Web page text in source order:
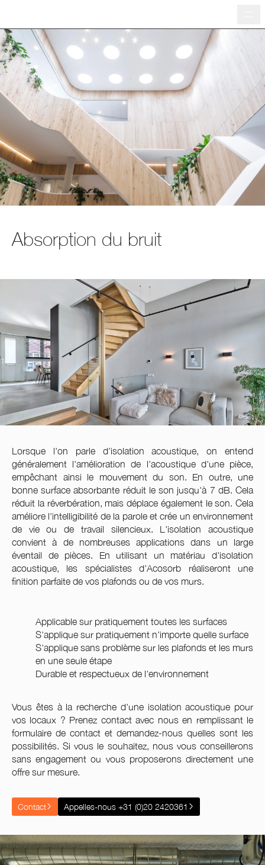
Absorption du bruit
Lorsque l'on parle d'isolation acoustique, on entend
généralement l'amélioration de l'acoustique d'une pièce,
empêchant ainsi le mouvement du son. En outre, une
bonne surface absorbante réduit le son jusqu'à 7 dB. Cela
réduit la réverbération, mais déplace également le son. Cela
améliore l'intelligibilité de la parole et crée un environnement
de vie ou de travail silencieux. L'isolation acoustique
convient à de nombreuses applications dans un large
éventail de pièces. En utilisant un matériau d'isolation
acoustique, les spécialistes d'Acosorb réaliseront une
finition parfaite de vos plafonds ou de vos murs.
Applicable sur pratiquement toutes les surfaces
S'applique sur pratiquement n'importe quelle surface
S'applique sans problème sur les plafonds et les murs
en une seule étape
Durable et respectueux de l'environnement
Vous êtes à la recherche d'une isolation acoustique pour
vos locaux ? Prenez contact avec nous en remplissant le
formulaire de contact et demandez-nous quelles sont les
possibilités. Si vous le souhaitez, nous vous conseillerons
sans engagement ou vous proposerons directement une
offre sur mesure.
Contact Appelles-nous +31 (0)20 2420361